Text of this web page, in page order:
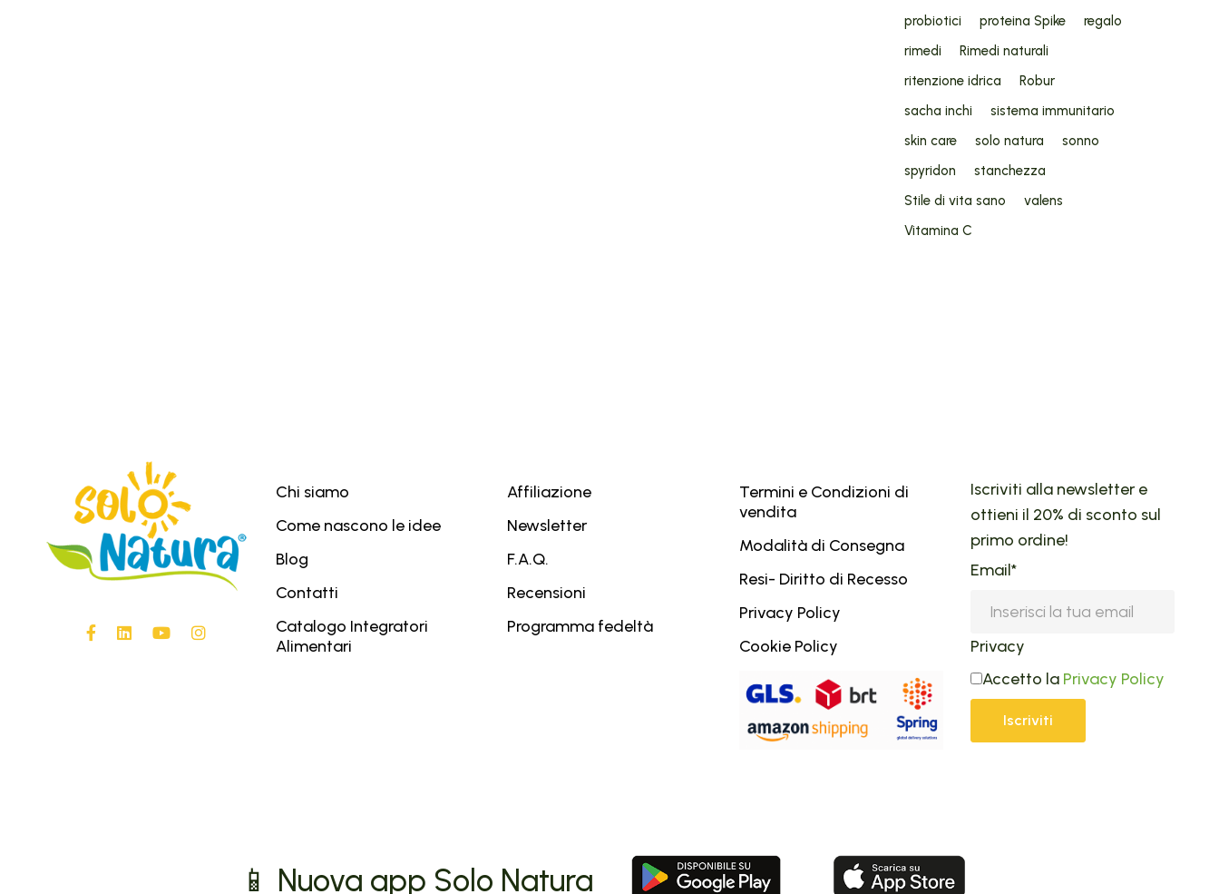
probiotici
proteina Spike
regalo
rimedi
Rimedi naturali
ritenzione idrica
Robur
sacha inchi
sistema immunitario
skin care
solo natura
sonno
spyridon
stanchezza
Stile di vita sano
valens
Vitamina C
Chi siamo
Come nascono le idee
Blog
Contatti
Catalogo Integratori
Alimentari
Affiliazione
Newsletter
F.A.Q.
Recensioni
Programma fedeltà
Termini e Condizioni di
vendita
Modalità di Consegna
Resi- Diritto di Recesso
Privacy Policy
Cookie Policy
Iscriviti alla newsletter e
ottieni il 20% di sconto sul
primo ordine!
Email*
Privacy
Accetto la Privacy Policy
Iscriviti
📱 Nuova app Solo Natura